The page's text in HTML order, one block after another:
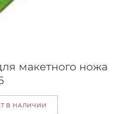
макетного ножа
В НАЛИЧИИ